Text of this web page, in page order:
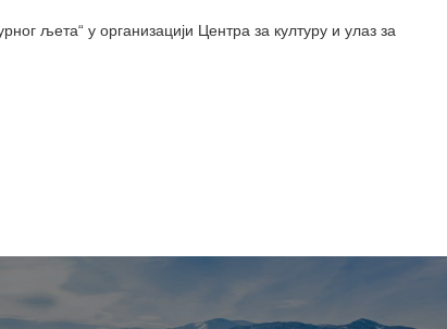
љета“ у организацији Центра за културу и улаз за